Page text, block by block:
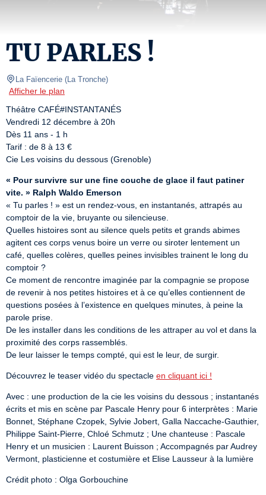
TU PARLES !
La Faïencerie (La Tronche)
Afficher le plan
Théâtre CAFÉ#INSTANTANÉS
Vendredi 12 décembre à 20h
Dès 11 ans - 1 h
Tarif : de 8 à 13 €
Cie Les voisins du dessous (Grenoble)
« Pour survivre sur une fine couche de glace il faut patiner
vite. » Ralph Waldo Emerson
« Tu parles ! » est un rendez-vous, en instantanés, attrapés au
comptoir de la vie, bruyante ou silencieuse.
Quelles histoires sont au silence quels petits et grands abimes
agitent ces corps venus boire un verre ou siroter lentement un
café, quelles colères, quelles peines invisibles trainent le long du
comptoir ?
Ce moment de rencontre imaginée par la compagnie se propose
de revenir à nos petites histoires et à ce qu’elles contiennent de
questions posées à l’existence en quelques minutes, à peine la
parole prise.
De les installer dans les conditions de les attraper au vol et dans la
proximité des corps rassemblés.
De leur laisser le temps compté, qui est le leur, de surgir.
Découvrez le teaser vidéo du spectacle en cliquant ici !
Avec : une production de la cie les voisins du dessous ; instantanés
écrits et mis en scène par Pascale Henry pour 6 interprètes : Marie
Bonnet, Stéphane Czopek, Sylvie Jobert, Galla Naccache-Gauthier,
Philippe Saint-Pierre, Chloé Schmutz ; Une chanteuse : Pascale
Henry et un musicien : Laurent Buisson ; Accompagnés par Audrey
Vermont, plasticienne et costumière et Elise Lausseur à la lumière
Crédit photo : Olga Gorbouchine